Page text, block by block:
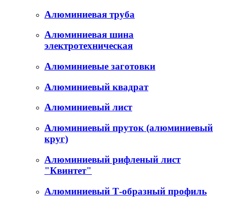
Алюминиевая труба
Алюминиевая шина
электротехническая
Алюминиевые заготовки
Алюминиевый квадрат
Алюминиевый лист
Алюминиевый пруток (алюминиевый
круг)
Алюминиевый рифленый лист
"Квинтет"
Алюминиевый Т-образный профиль